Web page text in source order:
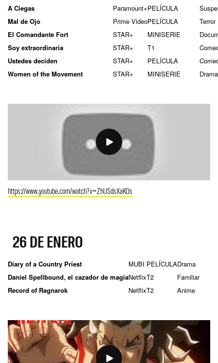
A Ciegas
Paramount+PELÍCULA
Mal de Ojo
Prime VideoPELÍCULA
Terror
El Comandante Fort
STAR+ MINISERIE
Soy extraordinaria
STAR+ T1
Ustedes deciden
STAR+ PELÍCULA
Women of the Movement
STAR+ MINISERIE Drama
https://www.youtube.com/watch?v=ZhUSdsXaKOs
26 DE ENERO
Diary of a Country Priest MUBI PELÍCULADrama
Daniel Spellbound, el cazador de magiaNetflixT2
Familiar
Record of Ragnarok
NetflixT2 Anime